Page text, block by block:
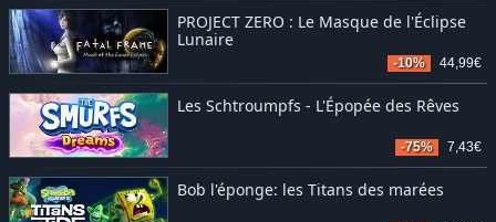
PROJECT ZERO : Le Masque de l'Éclipse
Lunaire
-10% 44,99€
Les Schtroumpfs - L'Épopée des Rêves
-75% 7,43€
Bob l'éponge: les Titans des marées